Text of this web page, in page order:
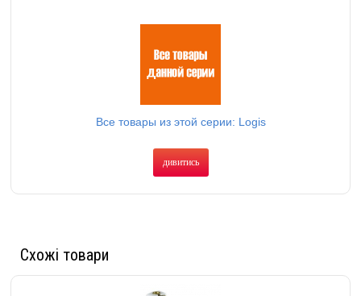
Все товары из этой серии: Logis
дивитись
Схожі товари